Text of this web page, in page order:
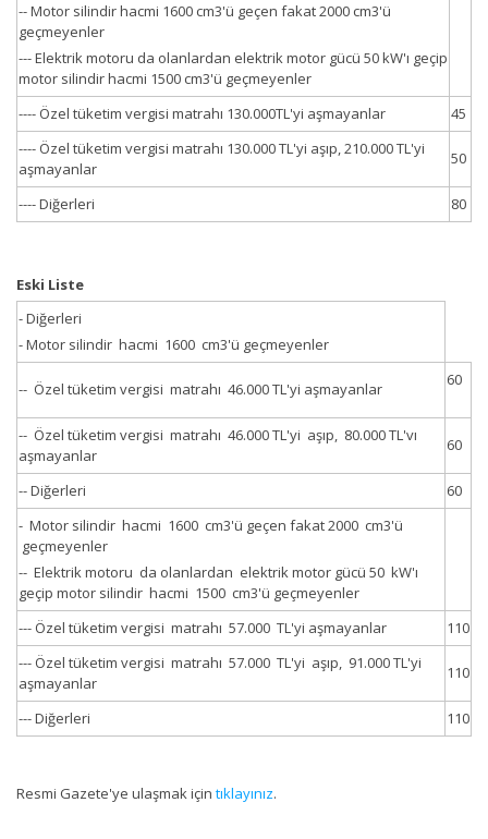
-- Motor silindir hacmi 1600 cm3'ü geçen fakat 2000 cm3'ü
geçmeyenler
--- Elektrik motoru da olanlardan elektrik motor gücü 50 kW'ı geçip
motor silindir hacmi 1500 cm3'ü geçmeyenler
---- Özel tüketim vergisi matrahı 130.000TL'yi aşmayanlar
45
---- Özel tüketim vergisi matrahı 130.000 TL'yi aşıp, 210.000 TL'yi
aşmayanlar
50
---- Diğerleri 80
Eski Liste
- Diğerleri
- Motor silindir hacmi 1600 cm3'ü geçmeyenler
-- Özel tüketim vergisi matrahı 46.000 TL'yi aşmayanlar 60
-- Özel tüketim vergisi matrahı 46.000 TL'yi aşıp, 80.000 TL'vı
aşmayanlar
60
-- Diğerleri
60
- Motor silindir hacmi 1600 cm3'ü geçen fakat 2000 cm3'ü
geçmeyenler
-- Elektrik motoru da olanlardan elektrik motor gücü 50 kW'ı
geçip motor silindir hacmi 1500 cm3'ü geçmeyenler
--- Özel tüketim vergisi matrahı 57.000 TL'yi aşmayanlar
110
--- Özel tüketim vergisi matrahı 57.000 TL'yi aşıp, 91.000 TL'yi
aşmayanlar
110
--- Diğerleri 110
Resmi Gazete'ye ulaşmak için tıklayınız.